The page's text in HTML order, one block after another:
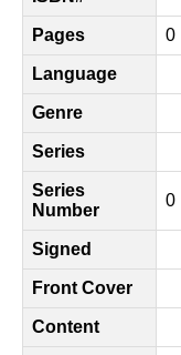
Pages 0
Language
Genre
Series
Series
Number
0
Signed
Front Cover
Content